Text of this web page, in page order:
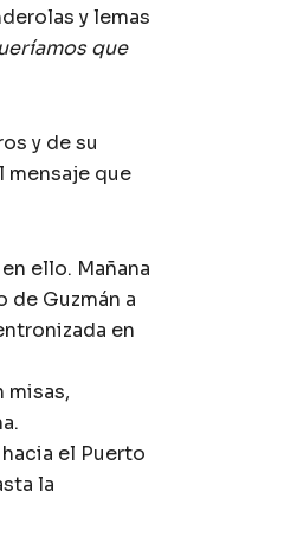
y lemas
que
y de su
mensaje que
ello. Mañana
de Guzmán a
en
misas,
el Puerto
la